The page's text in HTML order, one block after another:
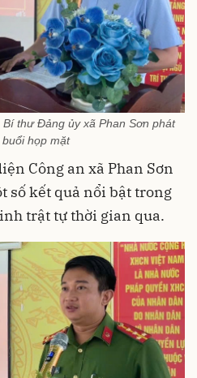
thư Đảng ủy xã Phan Sơn phát
họp mặt
Công an xã Phan Sơn
số kết quả nổi bật trong
trật tự thời gian qua.